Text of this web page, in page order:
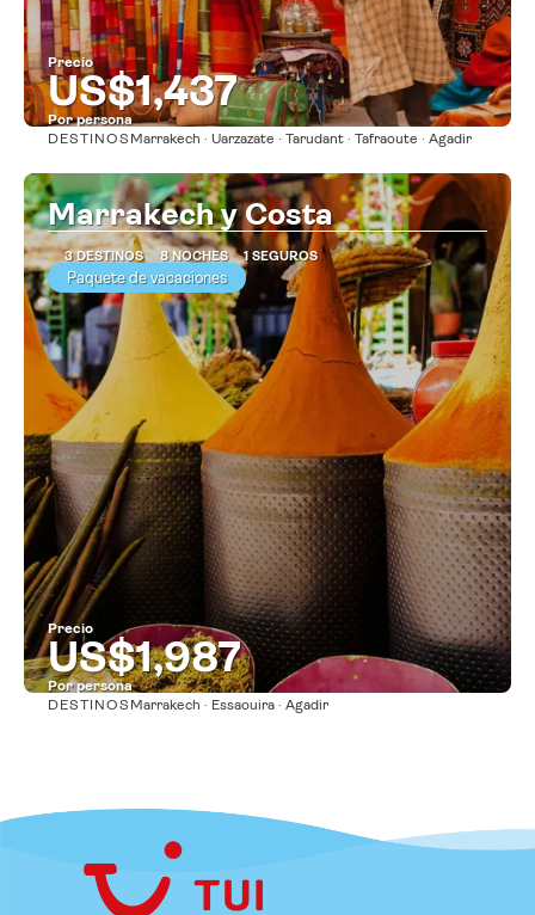
Precio
US$1,437
Por persona
DESTINOS Marrakech · Uarzazate · Tarudant · Tafraoute · Agadir
Marrakech y Costa
3 DESTINOS 8 NOCHES 1 SEGUROS
Paquete de vacaciones
Precio
US$1,987
Por persona
DESTINOS Marrakech · Essaouira · Agadir